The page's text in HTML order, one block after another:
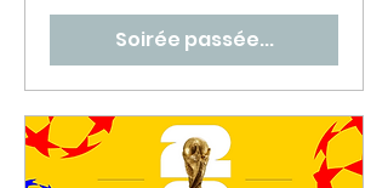
Soirée passée...